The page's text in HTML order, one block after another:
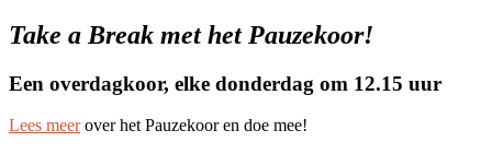
Take a Break met het Pauzekoor!
Een overdagkoor, elke donderdag om 12.15 uur
Lees meerover het Pauzekoor en doe mee!